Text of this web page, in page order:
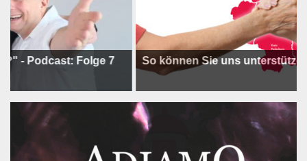
Folge 7 So können Sie uns unterstützen !